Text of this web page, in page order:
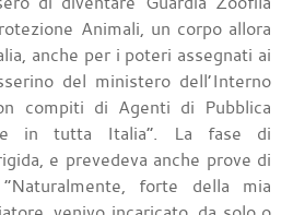
Animali, un corpo allora
anche per i poteri assegnati ai
del ministero dell’Interno
compiti di Agenti di Pubblica
in tutta Italia”. La fase di
e prevedeva anche prove di
forte della mia